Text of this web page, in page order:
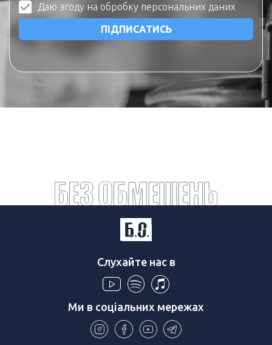
Даю згоду на обробку персональних даних
Слухайте нас в
Ми в соціальних мережах